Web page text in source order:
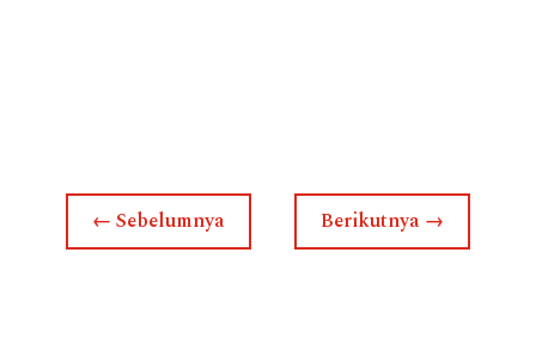
← Sebelumnya Berikutnya →